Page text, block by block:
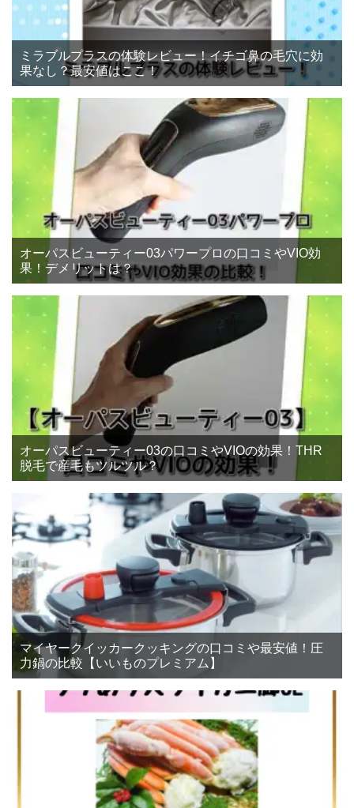
ミラブルプラスの体験レビュー！イチゴ鼻の毛穴に効
果なし？最安値はここ！
オーパスビューティー03パワープロの口コミやVIO効
果！デメリットは？
オーパスビューティー03の口コミやVIOの効果！THR
脱毛で産毛もツルツル？
マイヤークイッカークッキングの口コミや最安値！圧
力鍋の比較【いいものプレミアム】